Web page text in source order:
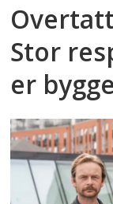
Stor
er